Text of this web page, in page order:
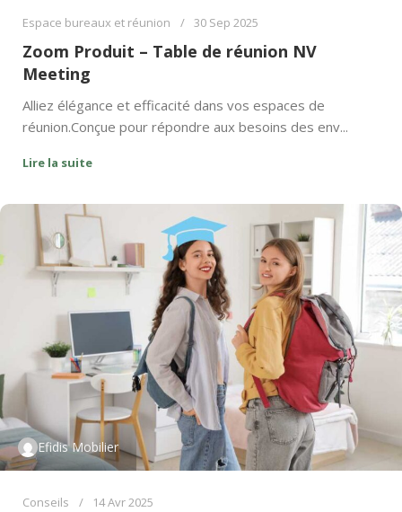
Espace bureaux et réunion 30 Sep 2025
Zoom Produit – Table de réunion NV
Meeting
Alliez élégance et efficacité dans vos espaces de
réunion.Conçue pour répondre aux besoins des env...
Lire la suite
Efidis Mobilier
Conseils 14 Avr 2025